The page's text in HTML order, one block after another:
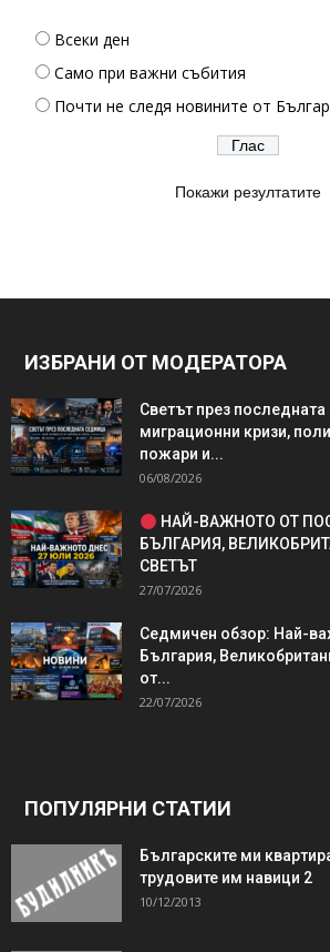
Всеки ден
Само при важни събития
Почти не следя новините от
Покажи резултатите
ИЗБРАНИ ОТ МОДЕРАТОРА
Светът през
миграционни кризи,
пожари и...
06/08/2026
НАЙ-ВАЖНОТО ОТ
БЪЛГАРИЯ,
СВЕТЪТ
27/07/2026
Седмичен обзор: Най-
България,
от...
22/07/2026
ПОПУЛЯРНИ СТАТИИ
Българските ми
трудовите им навици 2
10/12/2013